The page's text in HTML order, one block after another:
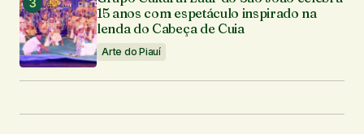
15 anos com espetáculo inspirado na
lenda do Cabeça de Cuia
Arte do Piauí